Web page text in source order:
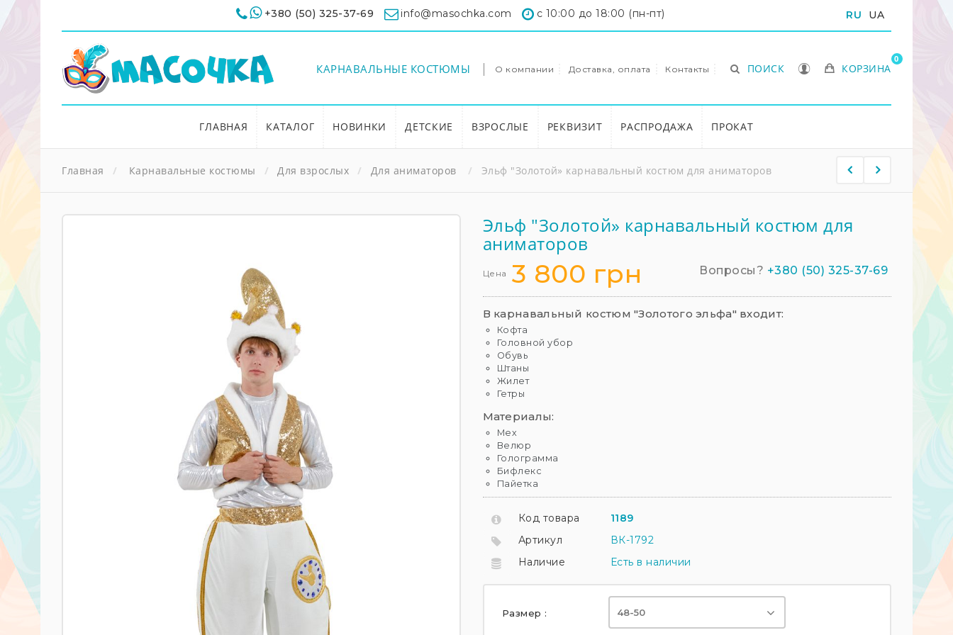
+380 (50) 325-37-69 info@masochka.com с 10:00 до 18:00 (пн-пт) RU UA
ПОИСК КОРЗИНА
0
КАРНАВАЛЬНЫЕ КОСТЮМЫ О компании Доставка, оплата Контакты
ГЛАВНАЯ КАТАЛОГ НОВИНКИ ДЕТСКИЕ ВЗРОСЛЫЕ РЕКВИЗИТ РАСПРОДАЖА ПРОКАТ
Главная Карнавальные костюмы Для взрослых Для аниматоров Эльф "Золотой» карнавальный костюм для аниматоров
Эльф "Золотой» карнавальный костюм для
аниматоров
Цена 3 800 грн Вопросы? +380 (50) 325-37-69
В карнавальный костюм "Золотого эльфа" входит:
Кофта
Головной убор
Обувь
Штаны
Жилет
Гетры
Материалы:
Мех
Велюр
Голограмма
Бифлекс
Пайетка
Код товара
1189
Артикул
ВК-1792
Наличие
Есть в наличии
Размер : 48-50